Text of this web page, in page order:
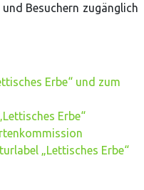
Besuchern zugänglich
Erbe“ und zum
Erbe“
„Lettisches Erbe“